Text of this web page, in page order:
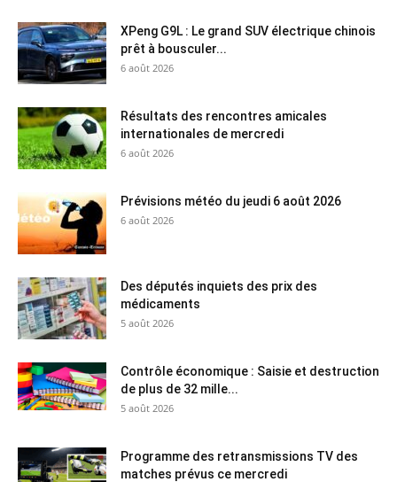
XPeng G9L : Le grand SUV électrique chinois
prêt à bousculer...
6 août 2026
Résultats des rencontres amicales
internationales de mercredi
6 août 2026
Prévisions météo du jeudi 6 août 2026
6 août 2026
Des députés inquiets des prix des
médicaments
5 août 2026
Contrôle économique : Saisie et destruction
de plus de 32 mille...
5 août 2026
Programme des retransmissions TV des
matches prévus ce mercredi